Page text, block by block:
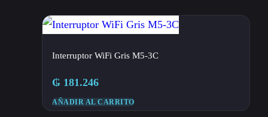
Interruptor WiFi Gris M5-3C
₲ 181.246
AÑADIR AL CARRITO